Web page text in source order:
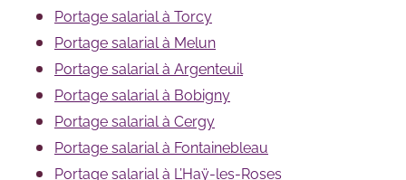
Portage salarial à Torcy
Portage salarial à Melun
Portage salarial à Argenteuil
Portage salarial à Bobigny
Portage salarial à Cergy
Portage salarial à Fontainebleau
Portage salarial à L’Haÿ-les-Roses